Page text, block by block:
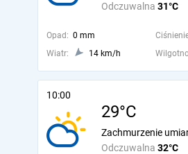
Odczuwalna 31°C
Opad: 0 mm
Wiatr:
14 km/h
10:00
29°C
Odczuwalna 32°C
Zachmurzenie